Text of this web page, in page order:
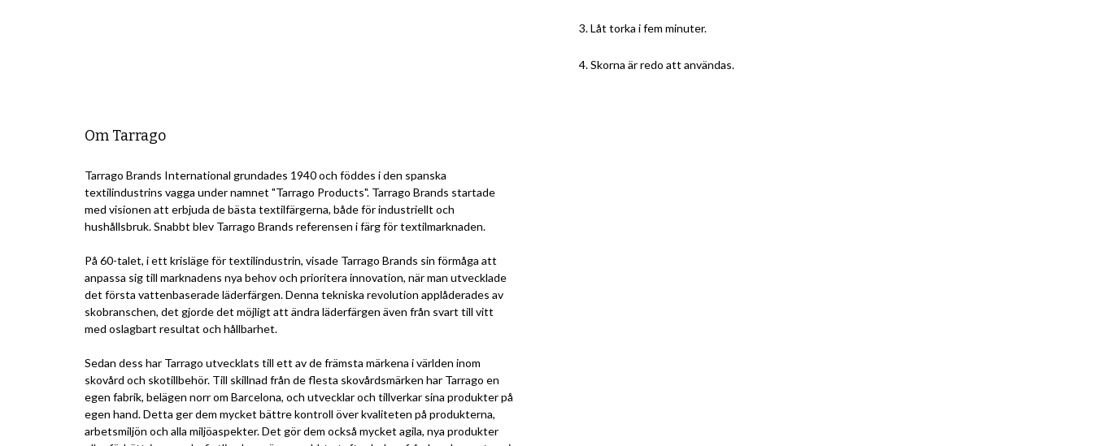
3. Låt torka i fem minuter.
4. Skorna är redo att användas.
Om Tarrago
Tarrago Brands International grundades 1940 och föddes i den spanska
textilindustrins vagga under namnet "Tarrago Products". Tarrago Brands startade
med visionen att erbjuda de bästa textilfärgerna, både för industriellt och
hushållsbruk. Snabbt blev Tarrago Brands referensen i färg för textilmarknaden.
På 60-talet, i ett krisläge för textilindustrin, visade Tarrago Brands sin förmåga att
anpassa sig till marknadens nya behov och prioritera innovation, när man utvecklade
det första vattenbaserade läderfärgen. Denna tekniska revolution applåderades av
skobranschen, det gjorde det möjligt att ändra läderfärgen även från svart till vitt
med oslagbart resultat och hållbarhet.
Sedan dess har Tarrago utvecklats till ett av de främsta märkena i världen inom
skovård och skotillbehör. Till skillnad från de flesta skovårdsmärken har Tarrago en
egen fabrik, belägen norr om Barcelona, och utvecklar och tillverkar sina produkter på
egen hand. Detta ger dem mycket bättre kontroll över kvaliteten på produkterna,
arbetsmiljön och alla miljöaspekter. Det gör dem också mycket agila, nya produkter